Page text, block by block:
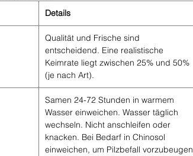
Details
Qualität und Frische sind
entscheidend. Eine realistische
Keimrate liegt zwischen 25% und 50%
(je nach Art).
Samen 24-72 Stunden in warmem
Wasser einweichen. Wasser täglich
wechseln. Nicht anschleifen oder
knacken. Bei Bedarf in Chinosol
einweichen, um Pilzbefall vorzubeugen